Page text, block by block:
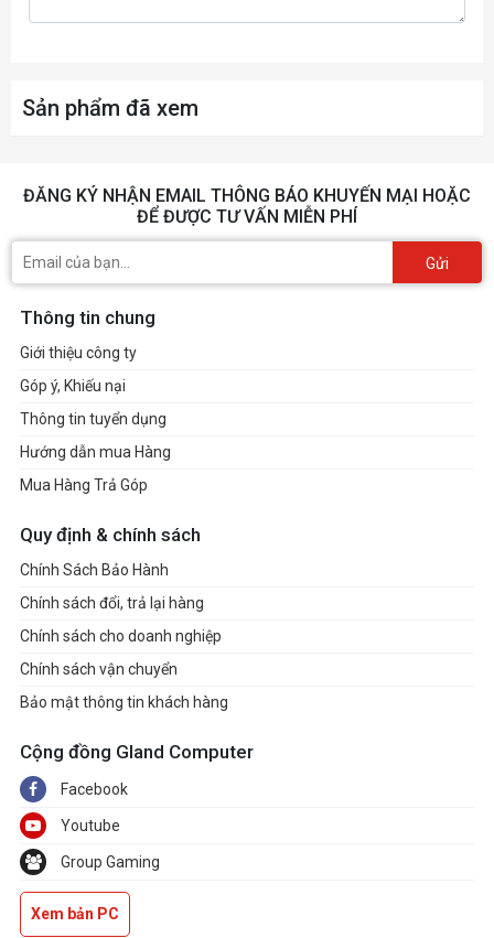
Sản phẩm đã xem
ĐĂNG KÝ NHẬN EMAIL THÔNG BÁO KHUYẾN MẠI HOẶC
ĐỂ ĐƯỢC TƯ VẤN MIỄN PHÍ
Gửi
Thông tin chung
Giới thiệu công ty
Góp ý, Khiếu nại
Thông tin tuyển dụng
Hướng dẫn mua Hàng
Mua Hàng Trả Góp
Quy định & chính sách
Chính Sách Bảo Hành
Chính sách đổi, trả lại hàng
Chính sách cho doanh nghiệp
Chính sách vận chuyển
Bảo mật thông tin khách hàng
Cộng đồng Gland Computer
Facebook
Youtube
Group Gaming
Xem bản PC